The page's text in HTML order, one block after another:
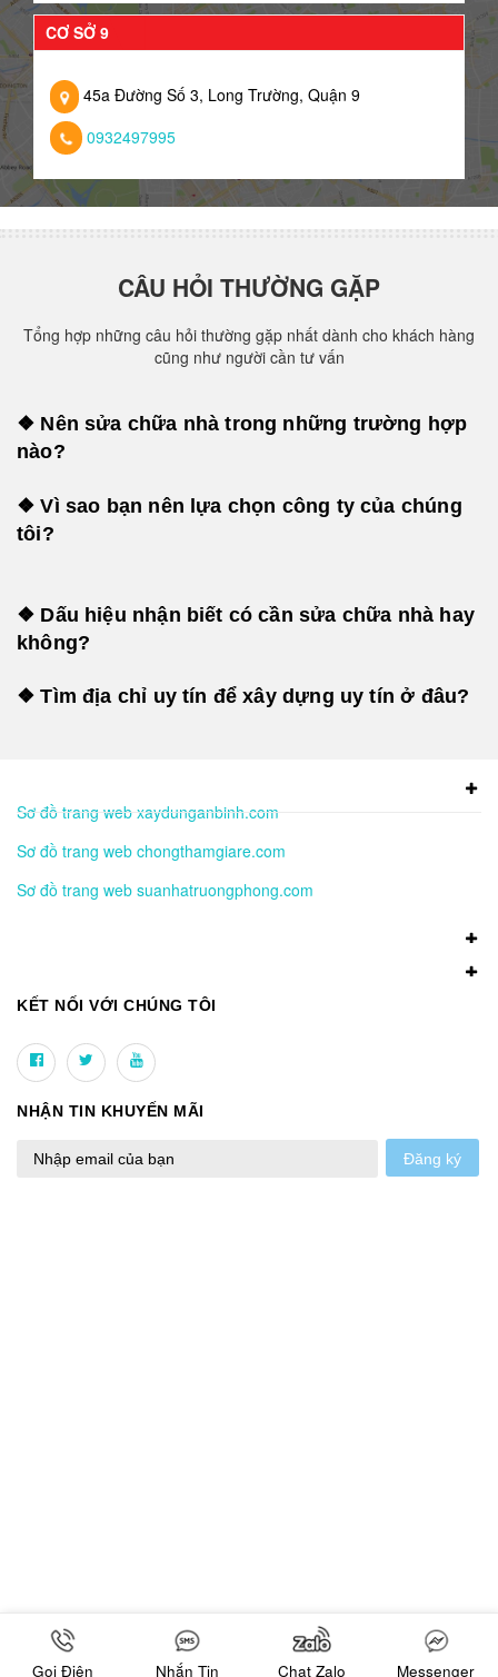
CƠ SỞ 9
45a Đường Số 3, Long Trường, Quận 9
0932497995
CÂU HỎI THƯỜNG GẶP
Tổng hợp những câu hỏi thường gặp nhất dành cho khách hàng
cũng như người cần tư vấn
❖ Nên sửa chữa nhà trong những trường hợp
nào?
❖ Vì sao bạn nên lựa chọn công ty của chúng
tôi?
❖ Dấu hiệu nhận biết có cần sửa chữa nhà hay
không?
❖ Tìm địa chỉ uy tín để xây dựng uy tín ở đâu?
Sơ đồ trang web xaydunganbinh.com
Sơ đồ trang web chongthamgiare.com
Sơ đồ trang web suanhatruongphong.com
KẾT NỐI VỚI CHÚNG TÔI
NHẬN TIN KHUYẾN MÃI
Đăng ký
Gọi Điện Nhắn Tin Chat Zalo Messenger